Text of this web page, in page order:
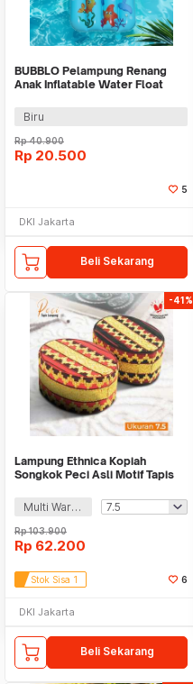
BUBBLO Pelampung Renang
Anak Inflatable Water Float
Biru
Rp40.900
Rp 20.500
5
DKI Jakarta
Beli Sekarang
-41%
Lampung Ethnica Kopiah
Songkok Peci Asli Motif Tapis
Multi Warna
Rp103.900
Rp 62.200
Stok Sisa 1 6
DKI Jakarta
Beli Sekarang